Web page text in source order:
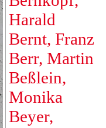
Harald
Bernt, Franz
Berr, Martin
Beßlein,
Monika
Beyer,